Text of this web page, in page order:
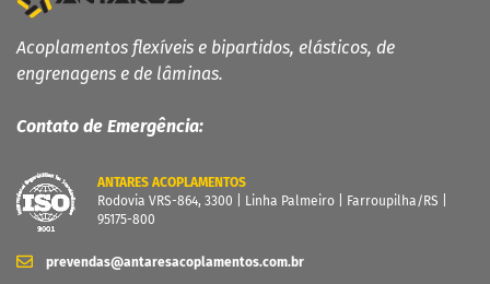
Acoplamentos flexíveis e bipartidos, elásticos, de
engrenagens e de lâminas.
Contato de Emergência:
ANTARES ACOPLAMENTOS
Rodovia VRS-864, 3300 | Linha Palmeiro | Farroupilha/RS |
95175-800
prevendas@antaresacoplamentos.com.br
Central de Downloads
INSTITUCIONAL
Distribuidores
Orçamento
Blog
Fale Conosco